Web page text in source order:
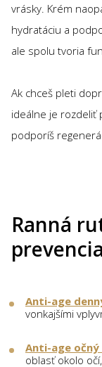
vrásky. Krém
hydratáciu a
ale spolu tvoria
Ak chceš pleti
ideálne je rozdeliť
podporíš
Ranná
prevencia
Anti-age
vonkajšími
Anti-age
oblasť okolo